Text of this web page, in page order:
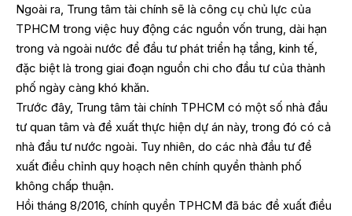
Ngoài ra, Trung tâm tài chính sẽ là công cụ chủ lực của
TPHCM trong việc huy động các nguồn vốn trung, dài hạn
trong và ngoài nước để đầu tư phát triển hạ tầng, kinh tế,
đặc biệt là trong giai đoạn nguồn chi cho đầu tư của thành
phố ngày càng khó khăn.
Trước đây, Trung tâm tài chính TPHCM có một số nhà đầu
tư quan tâm và đề xuất thực hiện dự án này, trong đó có cả
nhà đầu tư nước ngoài. Tuy nhiên, do các nhà đầu tư đề
xuất điều chỉnh quy hoạch nên chính quyền thành phố
không chấp thuận.
Hồi tháng 8/2016, chính quyền TPHCM đã bác đề xuất điều